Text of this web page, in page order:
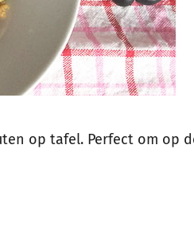
op tafel. Perfect om op